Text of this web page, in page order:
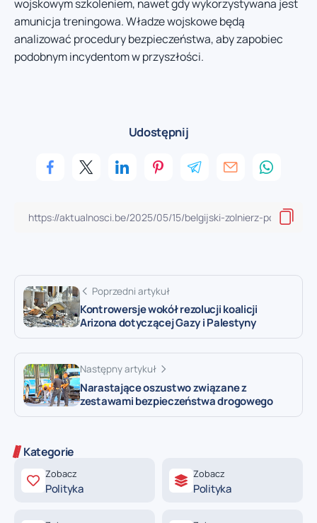
wojskowym szkoleniem, nawet gdy wykorzystywana jest
amunicja treningowa. Władze wojskowe będą
analizować procedury bezpieczeństwa, aby zapobiec
podobnym incydentom w przyszłości.
Udostępnij
Poprzedni artykuł
Kontrowersje wokół rezolucji koalicji
Arizona dotyczącej Gazy i Palestyny
Następny artykuł
Narastające oszustwo związane z
zestawami bezpieczeństwa drogowego
Kategorie
Zobacz
Polityka
Zobacz
Polityka